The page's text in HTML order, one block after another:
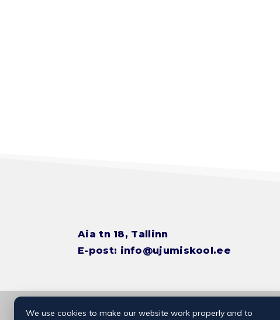
Aia tn 18, Tallinn
E-post: info@ujumiskool.ee
We use cookies to make our website work properly and to